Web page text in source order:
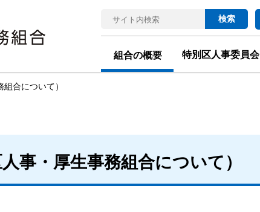
組合の概要 特別区人事委員会
合について）
事・厚生事務組合について）